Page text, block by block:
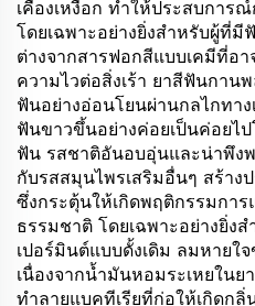
เคืองเหงือก ทำให้ประสบการ
โดยเฉพาะอย่างยิ่งสำหรับผู้ที่
ต่างจากสารฟอกสีแบบเคมีที่อ
ความไวต่อสิ่งเร้า ยาสีฟันกาน
ฟันอย่างอ่อนโยนผ่านกลไกทา
ฟันขาวขึ้นอย่างค่อยเป็นค่อยไ
ฟัน รสชาติอันอบอุ่นและน่าพึง
กับรสสมุนไพรเสริมอื่นๆ สร้า
ซึ่งกระตุ้นให้เกิดพฤติกรรมกา
ธรรมชาติ โดยเฉพาะอย่างยิ่ง
เปอร์มินต์แบบดั้งเดิม ลมหาย
เนื่องจากน้ำมันหอมระเหยใน
ทำลายแบคทีเรียที่ก่อให้เกิดก